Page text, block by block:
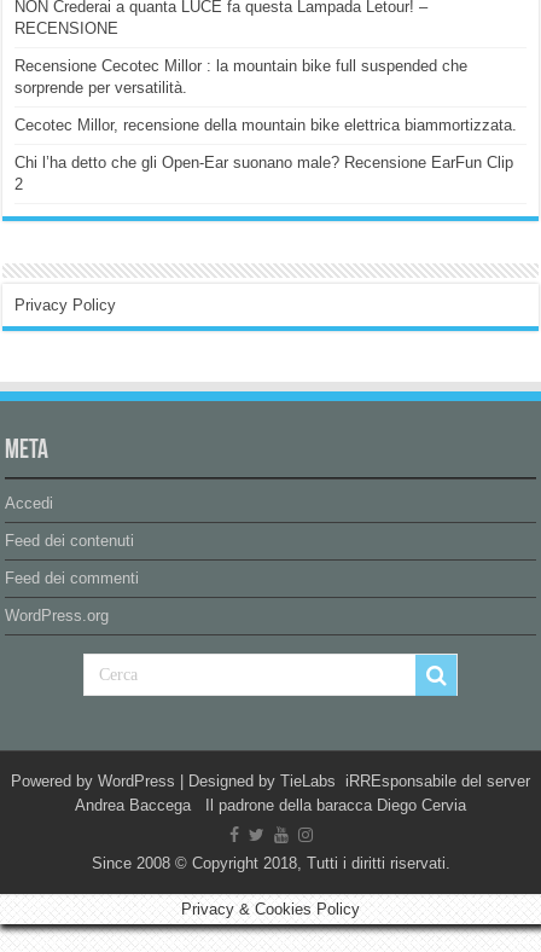
NON Crederai a quanta LUCE fa questa Lampada Letour! –
RECENSIONE
Recensione Cecotec Millor : la mountain bike full suspended che
sorprende per versatilità.
Cecotec Millor, recensione della mountain bike elettrica biammortizzata.
Chi l’ha detto che gli Open-Ear suonano male? Recensione EarFun Clip
2
Privacy Policy
Meta
Accedi
Feed dei contenuti
Feed dei commenti
WordPress.org
Powered by WordPress | Designed by TieLabs iRREsponsabile del server
Andrea Baccega Il padrone della baracca Diego Cervia
Since 2008 © Copyright 2018, Tutti i diritti riservati.
Privacy & Cookies Policy